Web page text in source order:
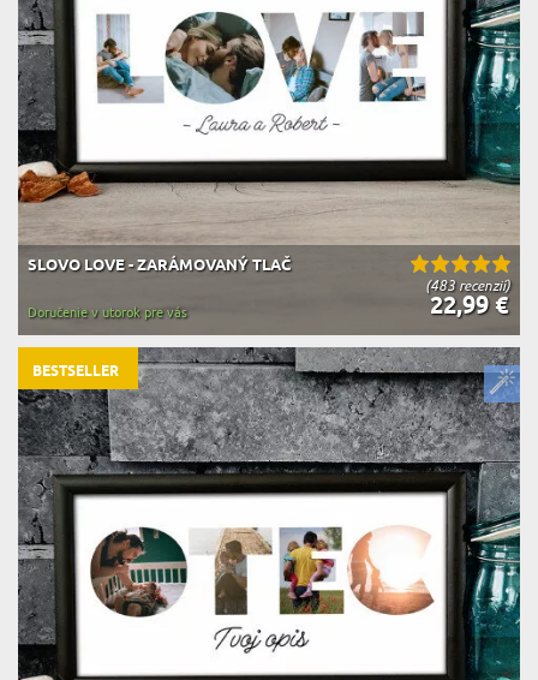
(483 recenzií)
SLOVO LOVE - ZARÁMOVANÝ TLAČ
22,99 €
Doručenie v utorok pre vás
BESTSELLER